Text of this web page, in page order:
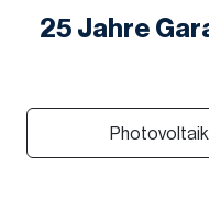
25 Jahre